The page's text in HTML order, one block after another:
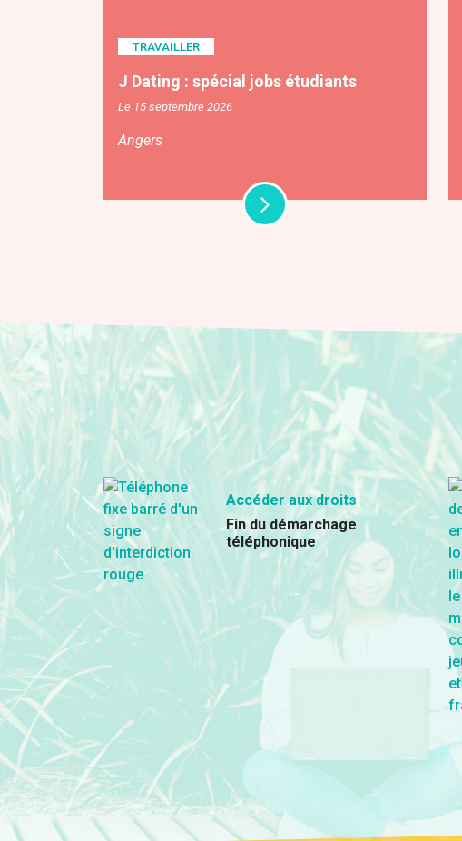
TRAVAILLER
J Dating : spécial jobs étudiants
Le 15 septembre 2026
Angers
Accéder aux droits
Fin du démarchage
téléphonique